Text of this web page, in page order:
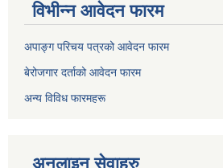
विभीन्न आवेदन फारम
अपाङ्ग परिचय पत्रको आवेदन फारम
बेरोजगार दर्ताको आवेदन फारम
अन्य विविध फारमहरू
अनलाइन सेवाहरु